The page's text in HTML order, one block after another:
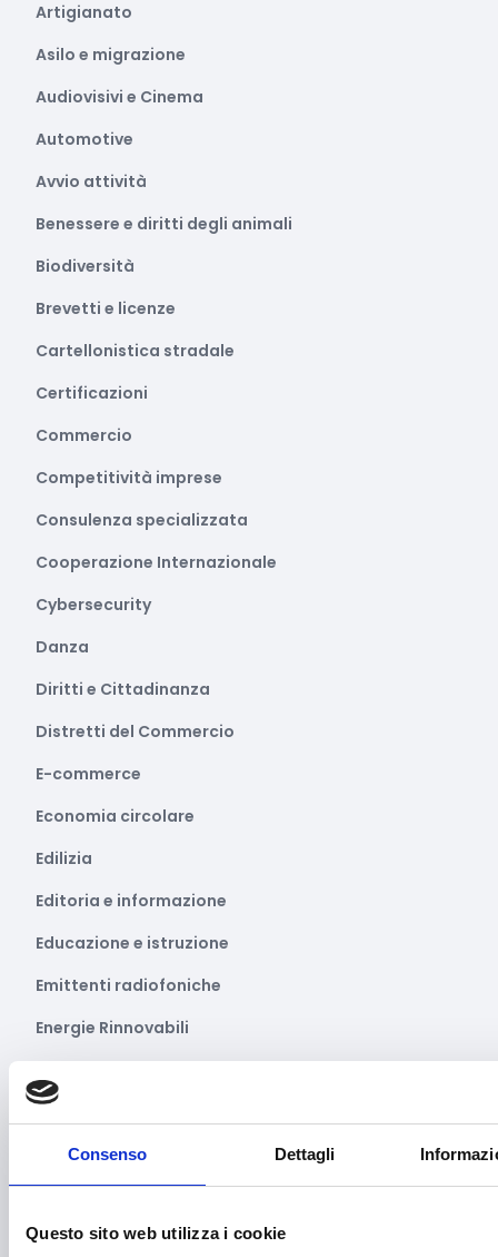
Consenso Dettagli
Questo sito web utilizza i cookie
Artigianato
Asilo e migrazione
Audiovisivi e Cinema
Automotive
Avvio attività
Benessere e diritti degli animali
Biodiversità
Brevetti e licenze
Cartellonistica stradale
Certificazioni
Commercio
Competitività imprese
Consulenza specializzata
Cooperazione Internazionale
Cybersecurity
Danza
Diritti e Cittadinanza
Distretti del Commercio
E-commerce
Economia circolare
Edilizia
Editoria e informazione
Educazione e istruzione
Emittenti radiofoniche
Energie Rinnovabili
Fashion
Fiere ed eventi